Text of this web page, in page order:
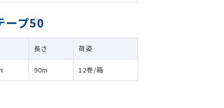
ープ50
長さ 荷姿
90m 12巻/箱